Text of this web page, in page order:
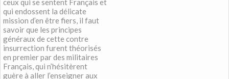
ceux qui se sentent Français et
qui endossent la délicate
mission d’en être fiers, il faut
savoir que les principes
généraux de cette contre
insurrection furent théorisés
en premier par des militaires
Français, qui n’hésitèrent
guère à aller l’enseigner aux